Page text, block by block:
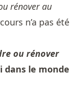
rénover au
n’a pas été
ou rénover
dans le monde